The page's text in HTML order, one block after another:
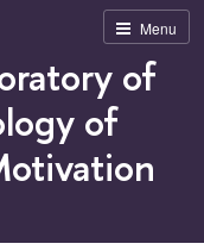
Menu
of
of